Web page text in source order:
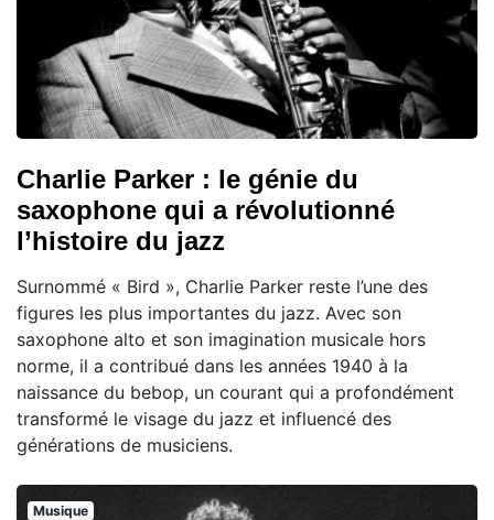
Charlie Parker : le génie du
saxophone qui a révolutionné
l’histoire du jazz
Surnommé « Bird », Charlie Parker reste l’une des
figures les plus importantes du jazz. Avec son
saxophone alto et son imagination musicale hors
norme, il a contribué dans les années 1940 à la
naissance du bebop, un courant qui a profondément
transformé le visage du jazz et influencé des
générations de musiciens.
Musique